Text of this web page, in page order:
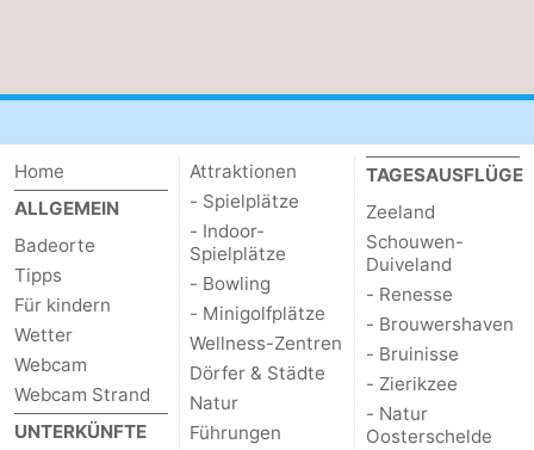
Mantelingen
Zoutelande
-
Natur
Walcherse
bos
-
Dishoek
-
Vlissingen
-
Middelburg
Zeeuws-
Vlaanderen
-
Nieuwvliet
-
Home
ALLGEMEIN
Badeorte
Tipps
Für kindern
Wetter
Webcam
Webcam Strand
UNTERKÜNFTE
Attraktionen
- Spielplätze
- Indoor-
Spielplätze
- Bowling
- Minigolfplätze
Wellness-Zentren
Dörfer & Städte
Natur
Führungen
TAGESAUSFLÜGE
Zeeland
Schouwen-
Duiveland
- Renesse
- Brouwershaven
- Bruinisse
- Zierikzee
- Natur
Oosterschelde